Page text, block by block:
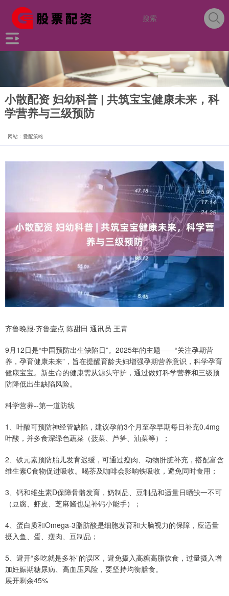
小散配资 妇幼科普 | 共筑宝宝健康未来，科
学营养与三级预防
网站：爱配策略
齐鲁晚报·齐鲁壹点 陈甜田 通讯员 王青
9月12日是“中国预防出生缺陷日”。2025年的主题——“关注孕期营
养，孕育健康未来”，旨在提醒育龄夫妇增强孕期营养意识，科学孕育
健康宝宝。新生命的健康需从源头守护，通过做好科学营养和三级预
防降低出生缺陷风险。
科学营养--第一道防线
1、叶酸可预防神经管缺陷，建议孕前3个月至孕早期每日补充0.4mg
叶酸，并多食深绿色蔬菜（菠菜、芦笋、油菜等）；
2、铁元素预防胎儿发育迟缓，可通过瘦肉、动物肝脏补充，搭配富含
维生素C食物促进吸收。喝茶及咖啡会影响铁吸收，避免同时食用；
3、钙和维生素D保障骨骼发育，奶制品、豆制品和适量日晒缺一不可
（豆腐、虾皮、芝麻酱也是补钙小能手）；
4、蛋白质和Omega-3脂肪酸是细胞发育和大脑视力的保障，应适量
摄入鱼、蛋、瘦肉、豆制品；
5、避开“多吃就是多补”的误区，避免摄入高糖高脂饮食，过量摄入增
加妊娠期糖尿病、高血压风险，要坚持均衡膳食。
展开剩余45%